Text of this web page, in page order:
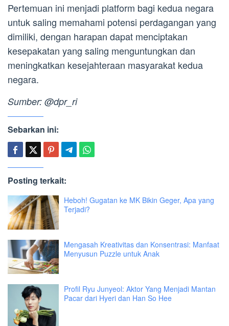
Pertemuan ini menjadi platform bagi kedua negara
untuk saling memahami potensi perdagangan yang
dimiliki, dengan harapan dapat menciptakan
kesepakatan yang saling menguntungkan dan
meningkatkan kesejahteraan masyarakat kedua
negara.
Sumber: @dpr_ri
Sebarkan ini:
Posting terkait:
Heboh! Gugatan ke MK Bikin Geger, Apa yang
Terjadi?
Mengasah Kreativitas dan Konsentrasi: Manfaat
Menyusun Puzzle untuk Anak
Profil Ryu Junyeol: Aktor Yang Menjadi Mantan
Pacar dari Hyeri dan Han So Hee